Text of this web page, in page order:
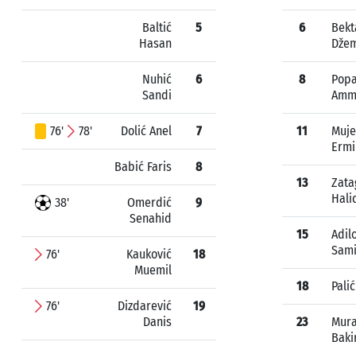
Baltić
Hasan
5
Nuhić
Sandi
6
76' 78' Dolić Anel 7
Babić Faris 8
38'
Omerdić
Senahid
9
76'
Kauković
Muemil
18
76'
Dizdarević
Danis
19
6
8
11
13
15
18
23